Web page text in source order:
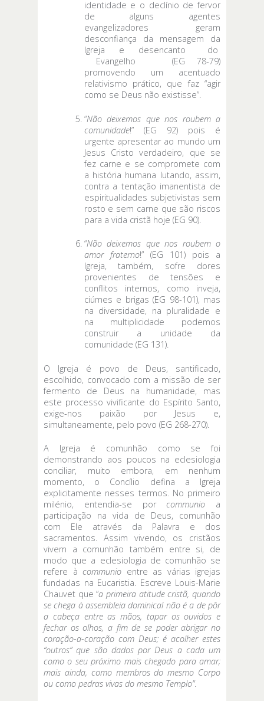
identidade e o declínio de fervor
de alguns agentes
evangelizadores geram
desconfiança da mensagem da
Igreja e desencanto do
Evangelho (EG 78-79)
promovendo um acentuado
relativismo prático, que faz “agir
como se Deus não existisse”.
“Não deixemos que nos roubem a
comunidade!” (EG 92) pois é
urgente apresentar ao mundo um
Jesus Cristo verdadeiro, que se
fez carne e se compromete com
a história humana lutando, assim,
contra a tentação imanentista de
espiritualidades subjetivistas sem
rosto e sem carne que são riscos
para a vida cristã hoje (EG 90).
“Não deixemos que nos roubem o
amor fraterno!” (EG 101) pois a
Igreja, também, sofre dores
provenientes de tensões e
conflitos internos, como inveja,
ciúmes e brigas (EG 98-101), mas
na diversidade, na pluralidade e
na multiplicidade podemos
construir a unidade da
comunidade (EG 131).
O Igreja é povo de Deus, santificado,
escolhido, convocado com a missão de ser
fermento de Deus na humanidade, mas
este processo vivificante do Espírito Santo,
exige-nos paixão por Jesus e,
simultaneamente, pelo povo (EG 268-270).
A Igreja é comunhão como se foi
demonstrando aos poucos na eclesiologia
conciliar, muito embora, em nenhum
momento, o Concílio defina a Igreja
explicitamente nesses termos. No primeiro
milénio, entendia-se porcommunio a
participação na vida de Deus, comunhão
com Ele através da Palavra e dos
sacramentos. Assim vivendo, os cristãos
vivem a comunhão também entre si, de
modo que a eclesiologia de comunhão se
refere à communio entre as várias igrejas
fundadas na Eucaristia. Escreve Louis-Marie
Chauvet que “a primeira atitude cristã, quando
se chega à assembleia dominical não é a de pôr
a cabeça entre as mãos, tapar os ouvidos e
fechar os olhos, a fim de se poder abrigar no
coração-a-coração com Deus; é acolher estes
“outros” que são dados por Deus a cada um
como o seu próximo mais chegado para amar;
mais ainda, como membros do mesmo Corpo
ou como pedras vivas do mesmo Templo”.